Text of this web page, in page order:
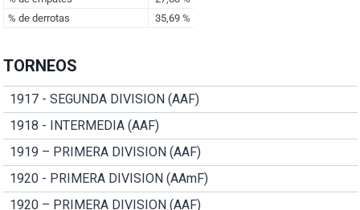
TORNEOS
1917 - SEGUNDA DIVISION (AAF)
1918 - INTERMEDIA (AAF)
1919 – PRIMERA DIVISION (AAF)
1920 - PRIMERA DIVISION (AAmF)
1920 – PRIMERA DIVISION (AAF)